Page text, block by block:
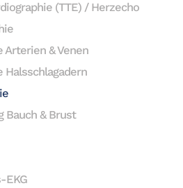
(TTE) / Herzecho
Arterien & Venen
Halsschlagadern
Bauch & Brust
EKG